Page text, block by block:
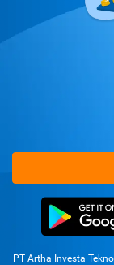
PT Artha Investa